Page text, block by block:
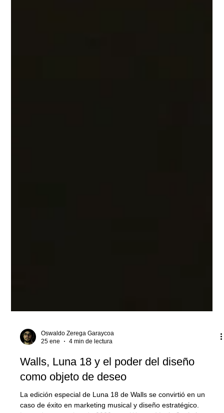
25 ene
4 min de lectura
Walls, Luna 18 y el poder del diseño
como objeto de deseo
La edición especial de Luna 18 de Walls se convirtió en un